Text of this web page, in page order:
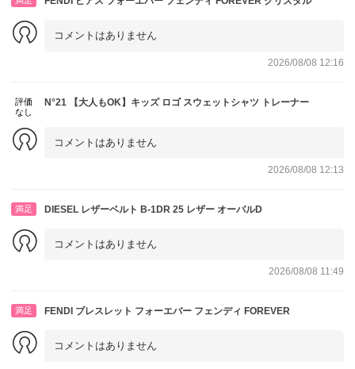
コメントはありません
2026/08/08 12:16
評価
なし
N°21 【大人もOK】キッズ ロゴ スウェットシャツ トレーナー
コメントはありません
2026/08/08 12:13
満足 DIESEL レザーベルト B-1DR 25 レザー オーバルD
コメントはありません
2026/08/08 11:49
満足 FENDI ブレスレット フォーエバー フェンディ FOREVER
コメントはありません